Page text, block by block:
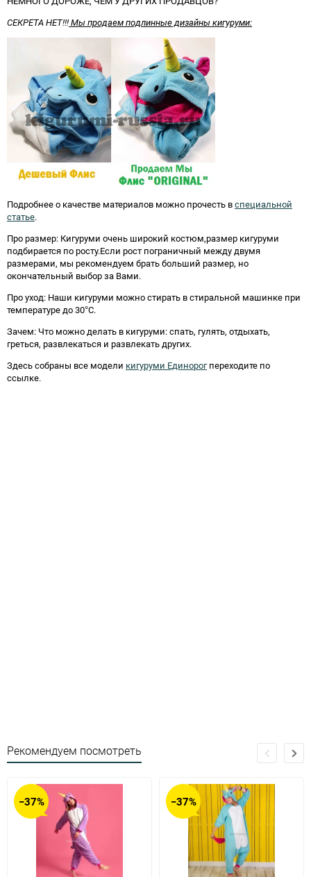
СЕКРЕТА НЕТ!!!Мы продаем подлинные дизайны кигуруми:
Подробнее о качестве материалов можно прочесть вспециальной
статье.
Про размер: Кигуруми очень широкий костюм,размер кигуруми
подбирается по росту.Если рост пограничный между двумя
размерами, мы рекомендуем брать больший размер, но
окончательный выбор за Вами.
Про уход: Наши кигуруми можно стирать в стиральной машинке при
температуре до 30°C.
Зачем: Что можно делать в кигуруми: спать, гулять, отдыхать,
греться, развлекаться и развлекать других.
Здесь собраны все модели кигуруми Единорогпереходите по
ссылке.
Рекомендуем посмотреть
−37% −37%